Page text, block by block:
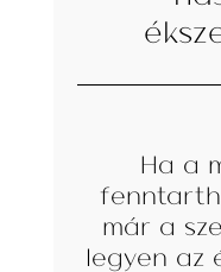
Ha a
már a
legyen az